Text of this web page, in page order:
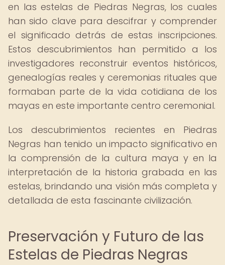
en las estelas de Piedras Negras, los cuales
han sido clave para descifrar y comprender
el significado detrás de estas inscripciones.
Estos descubrimientos han permitido a los
investigadores reconstruir eventos históricos,
genealogías reales y ceremonias rituales que
formaban parte de la vida cotidiana de los
mayas en este importante centro ceremonial.
Los descubrimientos recientes en Piedras
Negras han tenido un impacto significativo en
la comprensión de la cultura maya y en la
interpretación de la historia grabada en las
estelas, brindando una visión más completa y
detallada de esta fascinante civilización.
Preservación y Futuro de las
Estelas de Piedras Negras